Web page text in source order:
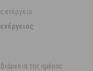
ενέργεια
της ημέρας